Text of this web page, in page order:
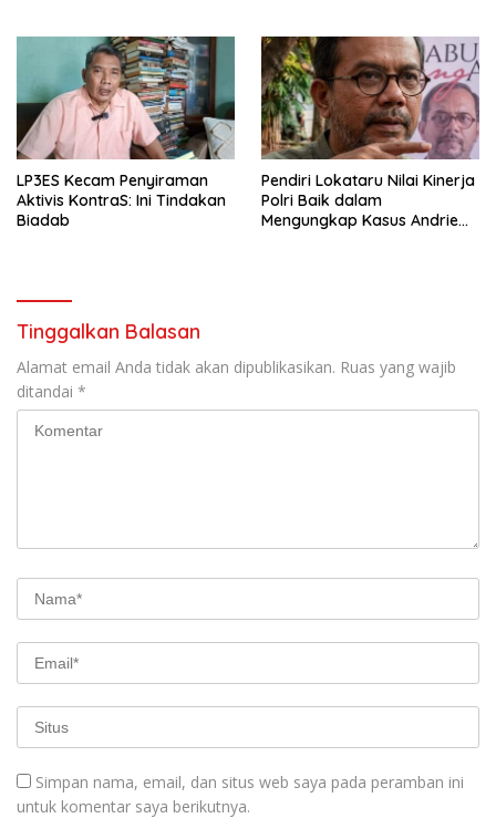
LP3ES Kecam Penyiraman
Aktivis KontraS: Ini Tindakan
Biadab
Pendiri Lokataru Nilai Kinerja
Polri Baik dalam
Mengungkap Kasus Andrie
Tinggalkan Balasan
Alamat email Anda tidak akan dipublikasikan. Ruas yang wajib
ditandai *
Simpan nama, email, dan situs web saya pada peramban ini
untuk komentar saya berikutnya.